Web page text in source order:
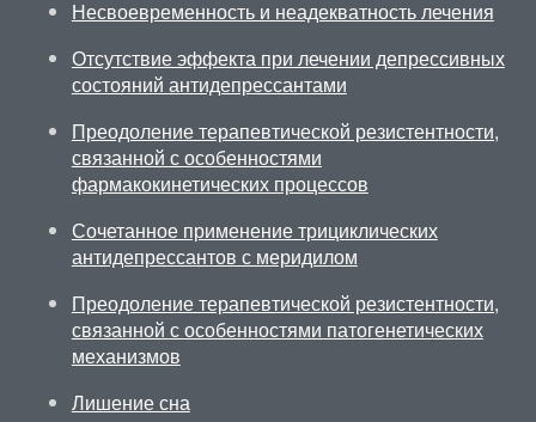
Несвоевременность и неадекватность лечения
Отсутствие эффекта при лечении депрессивных
состояний антидепрессантами
Преодоление терапевтической резистентности,
связанной с особенностями
фармакокинетических процессов
Сочетанное применение трициклических
антидепрессантов с меридилом
Преодоление терапевтической резистентности,
связанной с особенностями патогенетических
механизмов
Лишение сна